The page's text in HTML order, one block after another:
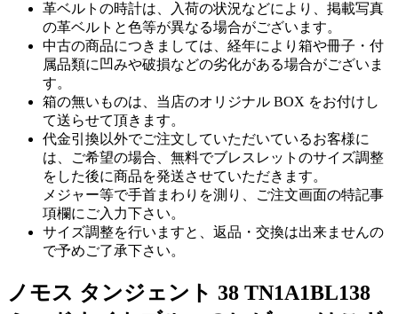
革ベルトの時計は、入荷の状況などにより、掲載写真
の革ベルトと色等が異なる場合がございます。
中古の商品につきましては、経年により箱や冊子・付
属品類に凹みや破損などの劣化がある場合がございま
す。
箱の無いものは、当店のオリジナル BOX をお付けし
て送らせて頂きます。
代金引換以外でご注文していただいているお客様に
は、ご希望の場合、無料でブレスレットのサイズ調整
をした後に商品を発送させていただきます。
メジャー等で手首まわりを測り、ご注文画面の特記事
項欄にご入力下さい。
サイズ調整を行いますと、返品・交換は出来ませんの
で予めご了承下さい。
ノモス タンジェント 38 TN1A1BL138